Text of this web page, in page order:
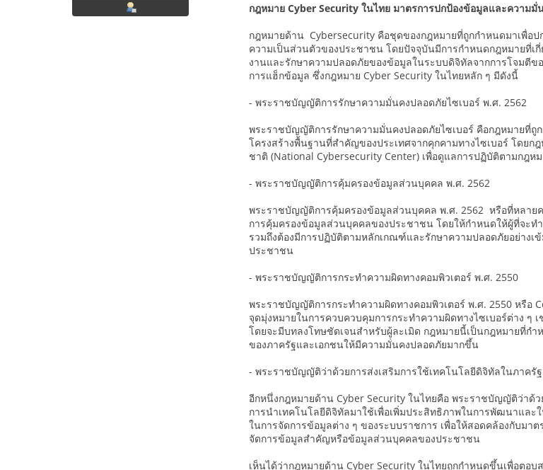
กฎหมาย Cyber Security ในไทย มาตรการปกป้องข้อมูลและความมั่
กฎหมายด้าน Cybersecurity คือชุดของกฎหมายที่ถูกกำหนดมาเพื่อ
ความเป็นส่วนตัวของประชาชน โดยปัจจุบันมีการกำหนดกฎหมายที่เ
งานและรักษาความปลอดภัยของข้อมูลในระบบดิจิทัลจากการโจมตีข
การแฮ็กข้อมูล ซึ่งกฎหมาย Cyber Security ในไทยหลัก ๆ มีดังนี้
- พระราชบัญญัติการรักษาความมั่นคงปลอดภัยไซเบอร์ พ.ศ. 2562
พระราชบัญญัติการรักษาความมั่นคงปลอดภัยไซเบอร์ คือกฎหมายที่ถู
โครงสร้างพื้นฐานที่สำคัญของประเทศจากคุกคามทางไซเบอร์ โดย
ชาติ (National Cybersecurity Center) เพื่อดูแลการปฏิบัติตามกฎห
- พระราชบัญญัติการคุ้มครองข้อมูลส่วนบุคคล พ.ศ. 2562
พระราชบัญญัติการคุ้มครองข้อมูลส่วนบุคคล พ.ศ. 2562 หรือที่หลาย
การคุ้มครองข้อมูลส่วนบุคคลของประชาชน โดยให้กำหนดให้ผู้ที่จะ
รวมถึงต้องมีการปฏิบัติตามหลักเกณฑ์และรักษาความปลอดภัยอย่างเ
ประชาชน
- พระราชบัญญัติการกระทำความผิดทางคอมพิวเตอร์ พ.ศ. 2550
พระราชบัญญัติการกระทำความผิดทางคอมพิวเตอร์ พ.ศ. 2550 หรือ
จุดมุ่งหมายในการควบควบคุมการกระทำความผิดทางไซเบอร์ต่าง ๆ
โดยจะมีบทลงโทษชัดเจนสำหรับผู้ละเมิด กฎหมายนี้เป็นกฎหมายที่ก
ของภาครัฐและเอกชนให้มีความมั่นคงปลอดภัยมากขึ้น
- พระราชบัญญัติว่าด้วยการส่งเสริมการใช้เทคโนโลยีดิจิทัลในภาครั
อีกหนึ่งกฎหมายด้าน Cyber Security ในไทยคือ พระราชบัญญัติว่าด้
การนำเทคโนโลยีดิจิทัลมาใช้เพื่อเพิ่มประสิทธิภาพในการพัฒนาแล
ในการจัดการข้อมูลต่าง ๆ ของระบบราชการ เพื่อให้สอดคล้องกับมา
จัดการข้อมูลสำคัญหรือข้อมูลส่วนบุคคลของประชาชน
เห็นได้ว่ากฎหมายด้าน Cyber Security ในไทยถูกกำหนดขึ้นเพื่อตอ